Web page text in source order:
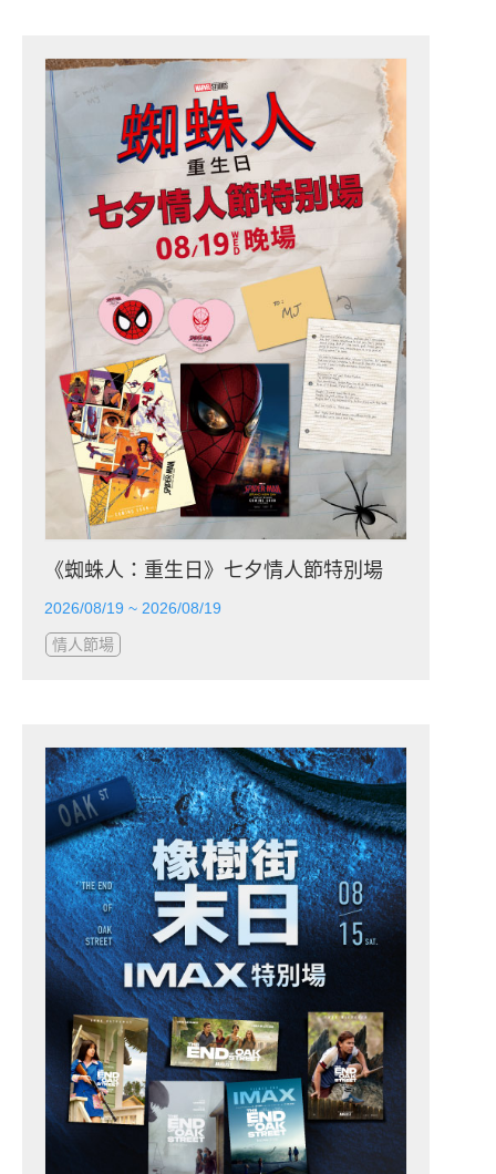
《蜘蛛人：重生日》七夕情人節特別場
2026/08/19 ~ 2026/08/19
情人節場